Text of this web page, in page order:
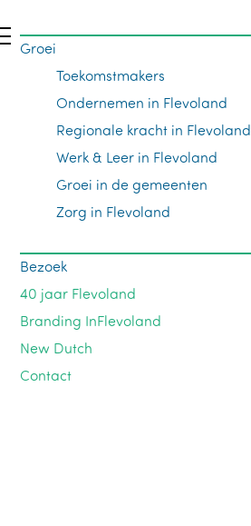
Groei
Toekomstmakers
Ondernemen in Flevoland
Regionale kracht in Flevoland
Werk & Leer in Flevoland
Groei in de gemeenten
Zorg in Flevoland
Bezoek
40 jaar Flevoland
Branding InFlevoland
New Dutch
Contact